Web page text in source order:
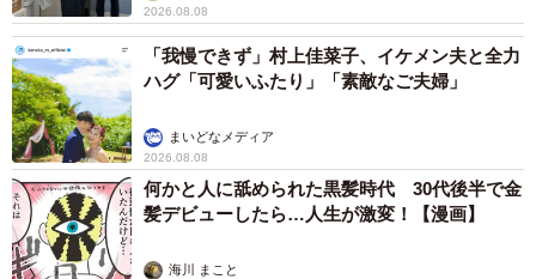
2026.08.08
「我慢できず」村上佳菜子、イケメン夫と全力
ハグ「可愛いふたり」「素敵なご夫婦」
まいどなメディア
2026.08.08
何かと人に舐められた黒髪時代 30代後半で金
髪デビューしたら…人生が激変！【漫画】
海川 まこと